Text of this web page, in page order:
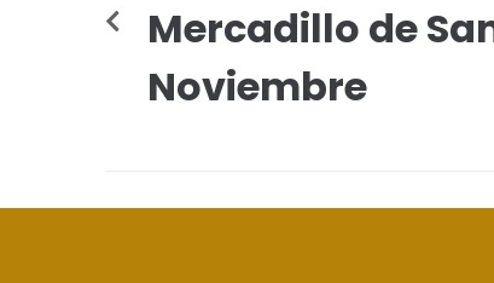
Mercadillo de
Noviembre